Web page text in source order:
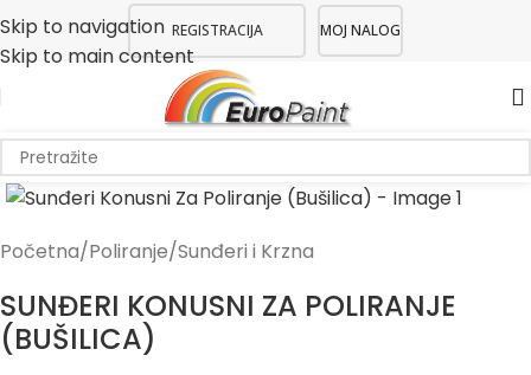
Skip to navigation
Skip to main content
REGISTRACIJA MOJ NALOG
Početna/Poliranje/Sunđeri i Krzna
SUNĐERI KONUSNI ZA POLIRANJE
(BUŠILICA)